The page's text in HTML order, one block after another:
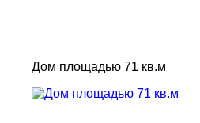
Дом площадью 71 кв.м